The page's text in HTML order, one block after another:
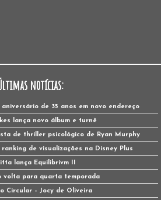
notícias:
aniversário de 35 anos em novo endereço
lança novo álbum e turnê
de thriller psicológico de Ryan Murphy
de visualizações na Disney Plus
lança Equilibrivm II
volta para quarta temporada
Circular – Jocy de Oliveira